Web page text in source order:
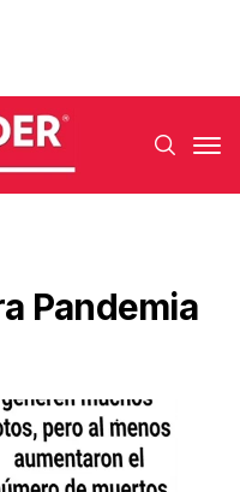
Pandemia